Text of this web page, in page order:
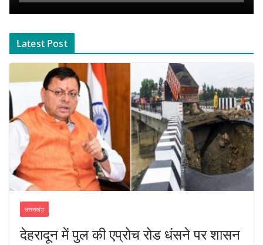
Latest Post
उत्तराखंड
देहरादून में पुल की एप्रोच रोड धंसने पर शासन